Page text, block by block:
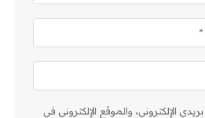
الإلكتروني، والموقع الإلكتروني في